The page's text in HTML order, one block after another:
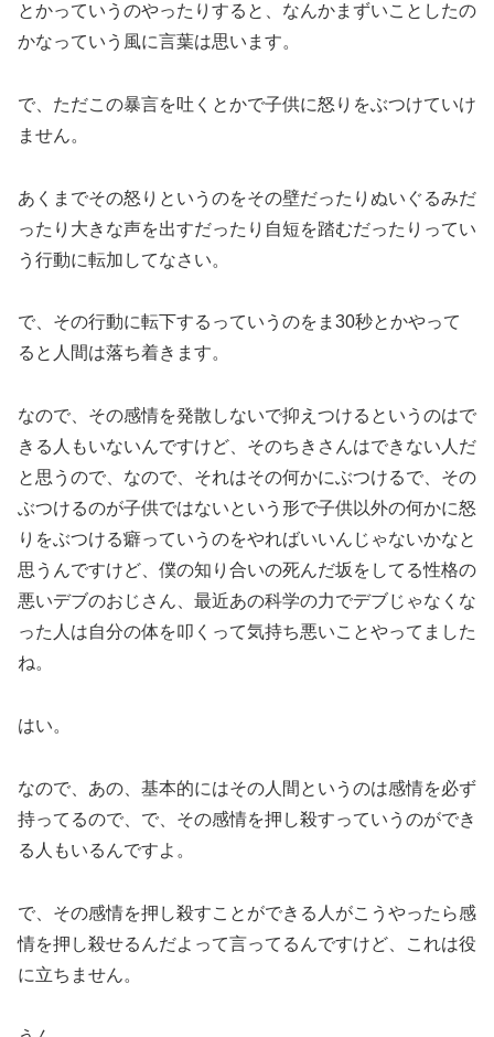
とかっていうのやったりすると、なんかまずいことしたの
かなっていう風に言葉は思います。
で、ただこの暴言を吐くとかで子供に怒りをぶつけていけ
ません。
あくまでその怒りというのをその壁だったりぬいぐるみだ
ったり大きな声を出すだったり自短を踏むだったりってい
う行動に転加してなさい。
で、その行動に転下するっていうのをま30秒とかやって
ると人間は落ち着きます。
なので、その感情を発散しないで抑えつけるというのはで
きる人もいないんですけど、そのちきさんはできない人だ
と思うので、なので、それはその何かにぶつけるで、その
ぶつけるのが子供ではないという形で子供以外の何かに怒
りをぶつける癖っていうのをやればいいんじゃないかなと
思うんですけど、僕の知り合いの死んだ坂をしてる性格の
悪いデブのおじさん、最近あの科学の力でデブじゃなくな
った人は自分の体を叩くって気持ち悪いことやってました
ね。
はい。
なので、あの、基本的にはその人間というのは感情を必ず
持ってるので、で、その感情を押し殺すっていうのができ
る人もいるんですよ。
で、その感情を押し殺すことができる人がこうやったら感
情を押し殺せるんだよって言ってるんですけど、これは役
に立ちません。